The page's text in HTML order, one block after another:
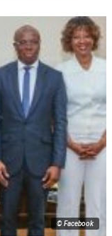
© Facebook